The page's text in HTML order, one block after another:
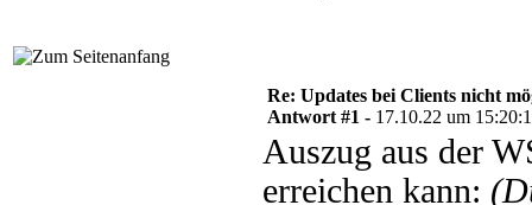
Re: Updates bei Clients nicht
Antwort #1 - 17.10.22 um
Auszug aus der
erreichen kann: